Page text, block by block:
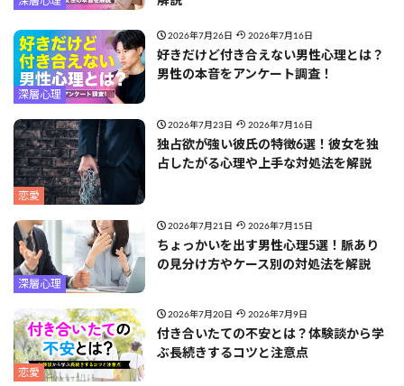
深層心理
2026年7月26日 2026年7月16日
好きだけど付き合えない男性心理とは？
男性の本音をアンケート調査！
恋愛
2026年7月23日 2026年7月16日
独占欲が強い彼氏の特徴6選！彼女を独
占したがる心理や上手な対処法を解説
深層心理
2026年7月21日 2026年7月15日
ちょっかいを出す男性心理5選！脈あり
の見分け方やケース別の対処法を解説
恋愛
2026年7月20日 2026年7月9日
付き合いたての不安とは？体験談から学
ぶ長続きするコツと注意点